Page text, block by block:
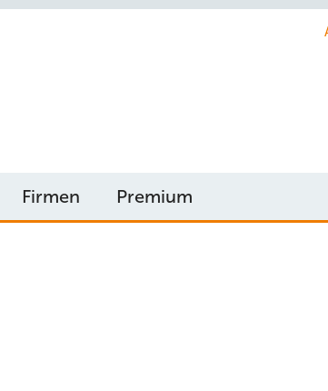
Firmen Premium